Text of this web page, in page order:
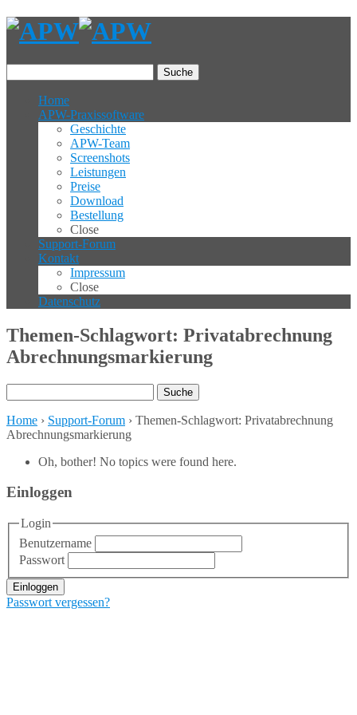
Suche
Home
APW-Praxissoftware
Geschichte
APW-Team
Screenshots
Leistungen
Preise
Download
Bestellung
Close
Support-Forum
Kontakt
Impressum
Close
Datenschutz
Themen-Schlagwort: Privatabrechnung
Abrechnungsmarkierung
nach:
Home › Support-Forum › Themen-Schlagwort: Privatabrechnung
Abrechnungsmarkierung
Oh, bother! No topics were found here.
Einloggen
Login
Benutzername
Passwort
Einloggen
Passwort vergessen?